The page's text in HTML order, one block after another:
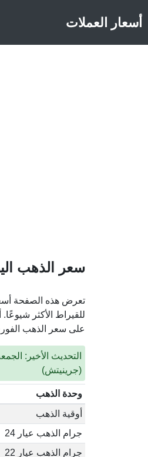
أسعار العملات
سعر الذهب
على سعر الذهب
(جرينيتش)
وحدة الذهب
أوقية الذهب
جرام الذهب عيار 24
جرام الذهب عيار 22